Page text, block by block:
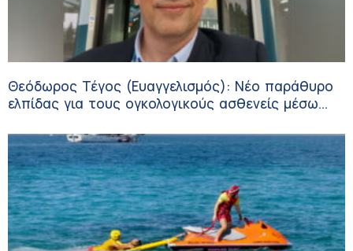
Θεόδωρος Τέγος (Ευαγγελισμός): Νέο παράθυρο
ελπίδας για τους ογκολογικούς ασθενείς μέσω